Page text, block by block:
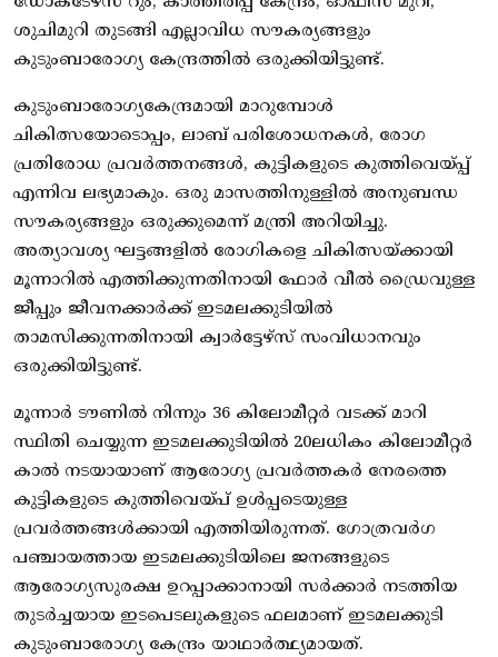
ശുചിമുറി തുടങ്ങി എല്ലാവിധ സൗകര്യങ്ങളും
കുടുംബാരോഗ്യ കേന്ദ്രത്തില്‍ ഒരുക്കിയിട്ടുണ്ട്.
കുടുംബാരോഗ്യകേന്ദ്രമായി മാറുമ്പോള്‍
ചികിത്സയോടൊപ്പം, ലാബ് പരിശോധനകള്‍, രോഗ
പ്രതിരോധ പ്രവര്‍ത്തനങ്ങള്‍, കുട്ടികളുടെ കുത്തിവെയ്പ്പ്
എന്നിവ ലഭ്യമാകും. ഒരു മാസത്തിനുള്ളില്‍ അനുബന്ധ
സൗകര്യങ്ങളും ഒരുക്കുമെന്ന് മന്ത്രി അറിയിച്ചു.
അത്യാവശ്യ ഘട്ടങ്ങളില്‍ രോഗികളെ ചികിത്സയ്ക്കായി
മൂന്നാറില്‍ എത്തിക്കുന്നതിനായി ഫോര്‍ വീല്‍ ഡ്രൈവുള്ള
ജീപ്പും ജീവനക്കാര്‍ക്ക് ഇടമലക്കുടിയില്‍
താമസിക്കുന്നതിനായി ക്വാര്‍ട്ടേഴ്സ് സംവിധാനവും
ഒരുക്കിയിട്ടുണ്ട്.
മൂന്നാര്‍ ടൗണില്‍ നിന്നും 36 കിലോമീറ്റര്‍ വടക്ക് മാറി
സ്ഥിതി ചെയ്യുന്ന ഇടമലക്കുടിയില്‍ 20ലധികം കിലോമീറ്റര്‍
കാല്‍ നടയായാണ് ആരോഗ്യ പ്രവര്‍ത്തകര്‍ നേരത്തെ
കുട്ടികളുടെ കുത്തിവെയ്പ് ഉള്‍പ്പടെയുള്ള
പ്രവര്‍ത്തങ്ങള്‍ക്കായി എത്തിയിരുന്നത്. ഗോത്രവര്‍ഗ
പഞ്ചായത്തായ ഇടമലക്കുടിയിലെ ജനങ്ങളുടെ
ആരോഗ്യസുരക്ഷ ഉറപ്പാക്കാനായി സര്‍ക്കാര്‍ നടത്തിയ
തുടര്‍ച്ചയായ ഇടപെടലുകളുടെ ഫലമാണ് ഇടമലക്കുടി
കുടുംബാരോഗ്യ കേന്ദ്രം യാഥാര്‍ത്ഥ്യമായത്.